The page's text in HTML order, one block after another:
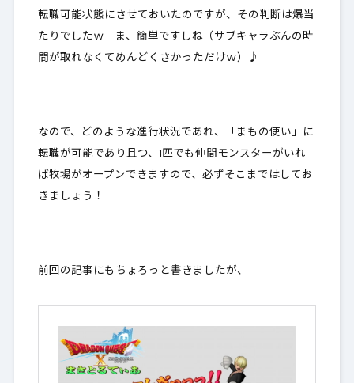
転職可能状態にさせておいたのですが、その判断は爆当
たりでしたｗ ま、簡単ですしね（サブキャラぶんの時
間が取れなくてめんどくさかっただけｗ）♪
なので、どのような進行状況であれ、「まもの使い」に
転職が可能であり且つ、1匹でも仲間モンスターがいれ
ば牧場がオープンできますので、必ずそこまではしてお
きましょう！
前回の記事にもちょろっと書きましたが、